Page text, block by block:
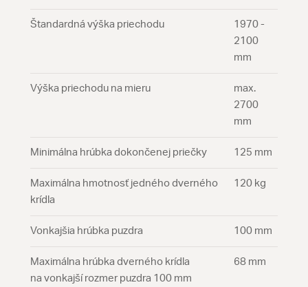
Štandardná výška priechodu
1970 -
2100
mm
Výška priechodu na mieru
max.
2700
mm
Minimálna hrúbka dokončenej priečky 125 mm
Maximálna hmotnosť jedného dverného
krídla
120 kg
Vonkajšia hrúbka puzdra 100 mm
Maximálna hrúbka dverného krídla
na vonkajší rozmer puzdra 100 mm
68 mm